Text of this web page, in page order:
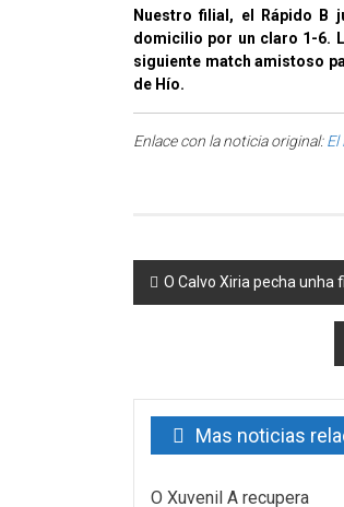
Nuestro filial, el Rápido B
domicilio por un claro 1-6.
siguiente match amistoso
de Hío.
Enlace con la noticia original:El
Post navigation
O Calvo Xiria pecha
Mas noticias
O Xuvenil A recupera